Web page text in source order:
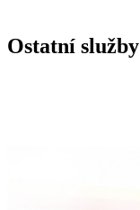
Ostatní služby